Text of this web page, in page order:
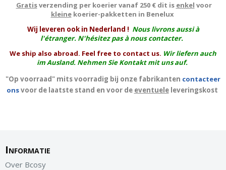
Gratisverzending per koerier vanaf 250 € dit is enkel voor
kleinekoerier-pakketten in Benelux
Wij leveren ook in Nederland ! Nous livrons aussi à
l'étranger. N'hésitez pas à nous contacter.
We ship also abroad. Feel free to contact us. Wir liefern auch
im Ausland. Nehmen Sie Kontakt mit uns auf.
"Op voorraad" mits voorradig bij onze fabrikanten contacteer
onsvoor de laatste stand en voor de eventueleleveringskost
Informatie
Over Bcosy